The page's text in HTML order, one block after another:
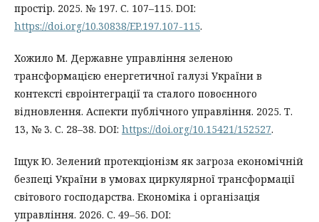
простір. 2025. № 197. С. 107–115. DOI:
https://doi.org/10.30838/EP.197.107-115.
Хожило М. Державне управління зеленою
трансформацією енергетичної галузі України в
контексті євроінтеграції та сталого повоєнного
відновлення. Аспекти публічного управління. 2025. Т.
13, № 3. С. 28–38. DOI: https://doi.org/10.15421/152527.
Іщук Ю. Зелений протекціонізм як загроза економічній
безпеці України в умовах циркулярної трансформації
світового господарства. Економіка і організація
управління. 2026. С. 49–56. DOI: